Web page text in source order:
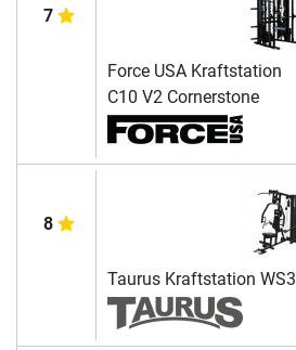
7
Force USA Kraftstation
C10 V2 Cornerstone
8
Taurus Kraftstation WS3